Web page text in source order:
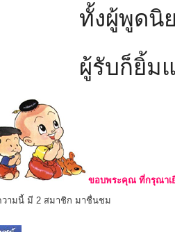
ทั้งผู้พูดนิ
ผู้รับก็ยิ้ม
ขอบพระคุณ ที่กรุณาเ
ามนี้ มี 2 สมาชิก มาชื่นชม